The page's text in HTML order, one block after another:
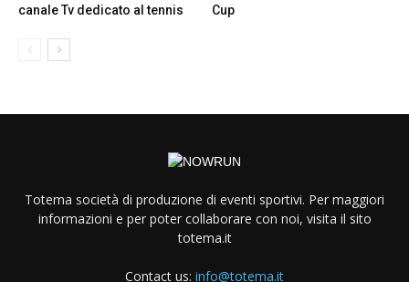
canale Tv dedicato al tennis
Cup
Totema società di produzione di eventi sportivi. Per maggiori
informazioni e per poter collaborare con noi, visita il sito
totema.it
Contact us: info@totema.it